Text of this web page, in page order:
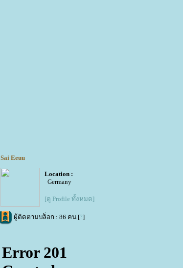
Sai Eeuu
Location :
Germany
[ดู Profile ทั้งหมด]
ผู้ติดตามบล็อก : 86 คน [?]